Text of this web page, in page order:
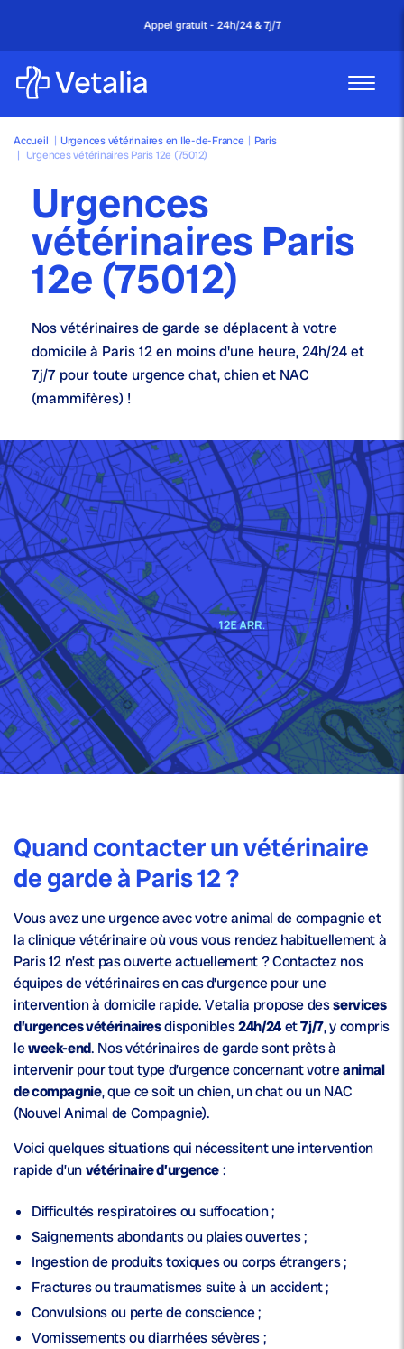
Appel gratuit - 24h/24 & 7j/7
Accueil | Urgences vétérinaires en Ile-de-France | Paris
| Urgences vétérinaires Paris 12e (75012)
Urgences
vétérinaires Paris
12e (75012)
Nosvétérinaires de gardese déplacent à votre
domicile à Paris 12 en moins d'une heure,24h/24 et
7j/7 pour toute urgence chat, chien et NAC
(mammifères) !
Quand contacter un vétérinaire
de garde à Paris 12 ?
Vous avez une urgence avec votre animal de compagnie et
la clinique vétérinaire où vous vous rendez habituellement à
Paris 12 n’est pas ouverte actuellement ? Contactez nos
équipes de vétérinaires en cas d’urgence pour une
intervention à domicile rapide. Vetalia propose desservices
d’urgences vétérinairesdisponibles24h/24et7j/7, y compris
leweek-end. Nos vétérinaires de garde sont prêts à
intervenir pour tout type d’urgence concernant votreanimal
de compagnie, que ce soit un chien, un chat ou un NAC
(Nouvel Animal de Compagnie).
Voici quelques situations qui nécessitent une intervention
rapide d’unvétérinaire d’urgence:
Difficultés respiratoires ou suffocation ;
Saignements abondants ou plaies ouvertes ;
Ingestion de produits toxiques ou corps étrangers ;
Fractures ou traumatismes suite à un accident ;
Convulsions ou perte de conscience ;
Vomissements ou diarrhées sévères ;